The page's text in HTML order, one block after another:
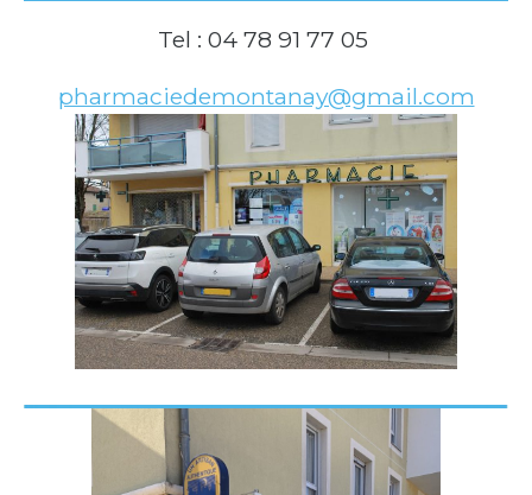
Tel : 04 78 91 77 05
pharmaciedemontanay@gmail.com